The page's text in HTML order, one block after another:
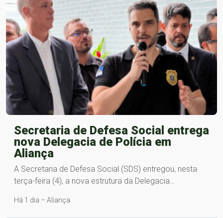
Secretaria de Defesa Social entrega
nova Delegacia de Polícia em
Aliança
A Secretaria de Defesa Social (SDS) entregou, nesta
terça-feira (4), a nova estrutura da Delegacia…
Há 1 dia – Aliança